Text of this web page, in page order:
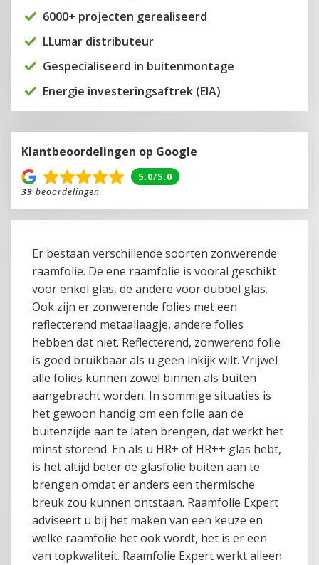
Er bestaan verschillende soorten zonwerende
raamfolie. De ene raamfolie is vooral geschikt
voor enkel glas, de andere voor dubbel glas.
Ook zijn er zonwerende folies met een
reflecterend metaallaagje, andere folies
hebben dat niet. Reflecterend, zonwerend folie
is goed bruikbaar als u geen inkijk wilt. Vrijwel
alle folies kunnen zowel binnen als buiten
aangebracht worden. In sommige situaties is
het gewoon handig om een folie aan de
buitenzijde aan te laten brengen, dat werkt het
minst storend. En als u HR+ of HR++ glas hebt,
is het altijd beter de glasfolie buiten aan te
brengen omdat er anders een thermische
breuk zou kunnen ontstaan. Raamfolie Expert
adviseert u bij het maken van een keuze en
welke raamfolie het ook wordt, het is er een
van topkwaliteit. Raamfolie Expert werkt alleen
6000+ projecten gerealiseerd
LLumar distributeur
Gespecialiseerd in buitenmontage
Energie investeringsaftrek (EIA)
Klantbeoordelingen op Google
5.0/5.0
39 beoordelingen